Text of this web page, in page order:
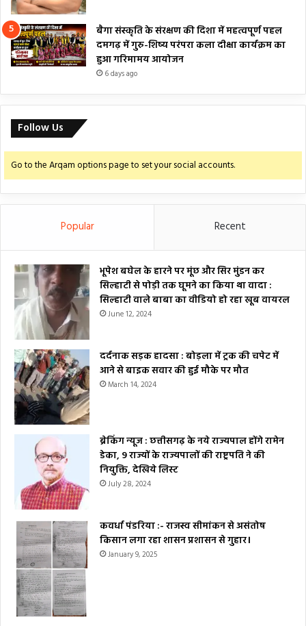
बैगा संस्कृति के संरक्षण की दिशा में महत्वपूर्ण पहल
दमगढ़ में गुरु-शिष्य परंपरा कला दीक्षा कार्यक्रम का
हुआ गरिमामय आयोजन
6 days ago
Follow Us
Go to the Arqam options page to set your social accounts.
Popular Recent
भूपेश बघेल के हारने पर मूंछ और सिर मुंडन कर
सिल्हाटी से पोड़ी तक घूमने का किया था वादा :
सिल्हाटी वाले बाबा का वीडियो हो रहा खूब वायरल
June 12, 2024
दर्दनाक सड़क हादसा : बोड़ला में ट्रक की चपेट में
आने से बाइक सवार की हुई मौके पर मौत
March 14, 2024
ब्रेकिंग न्यूज : छत्तीसगढ़ के नये राज्यपाल होंगे रामेन
डेका, 9 राज्यों के राज्यपालों की राष्ट्रपति ने की
नियुक्ति, देखिये लिस्ट
July 28, 2024
कवर्धा पंडरिया :- राजस्व सीमांकन से असंतोष
किसान लगा रहा शासन प्रशासन से गुहार।
January 9, 2025